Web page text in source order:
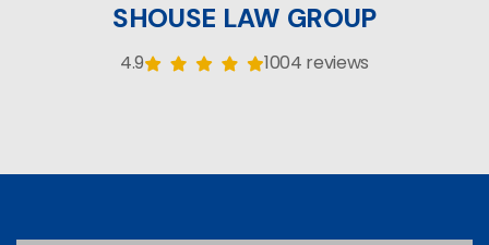
SHOUSE LAW GROUP
4.9 1004 reviews